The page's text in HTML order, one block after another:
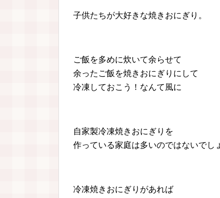
子供たちが大好きな焼きおにぎり。
ご飯を多めに炊いて余らせて
余ったご飯を焼きおにぎりにして
冷凍しておこう！なんて風に
自家製冷凍焼きおにぎりを
作っている家庭は多いのではないでし
冷凍焼きおにぎりがあれば